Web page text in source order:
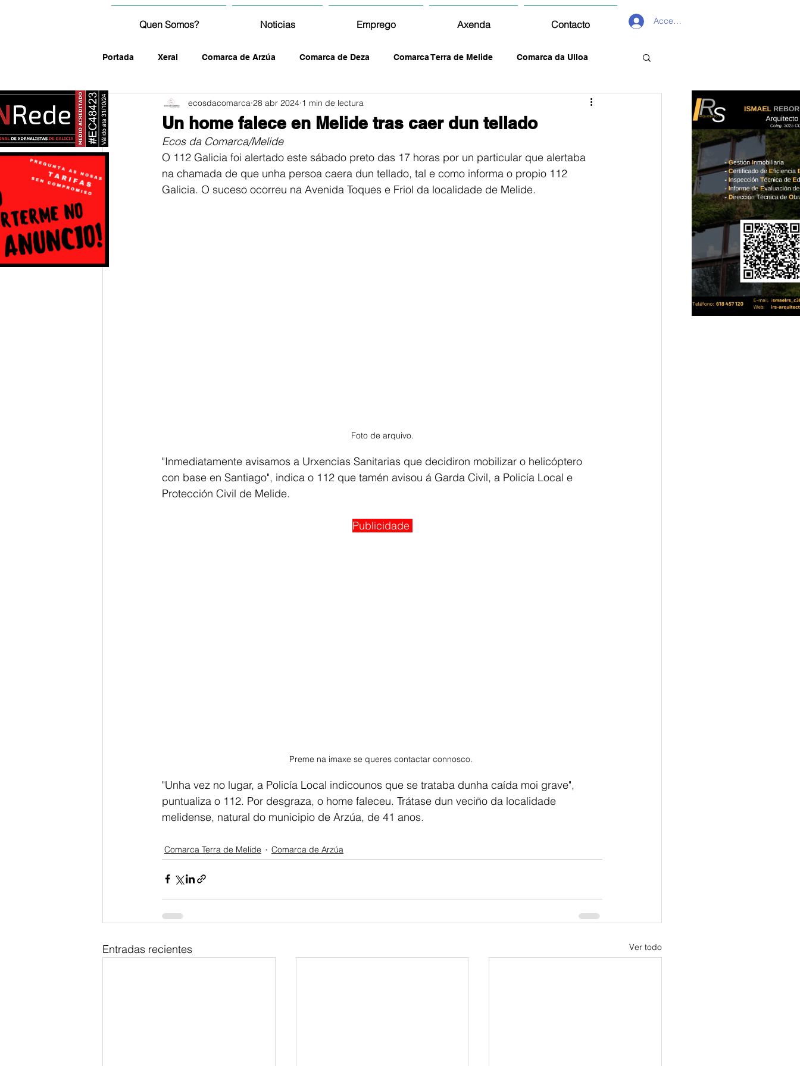
Quen Somos? Noticias Emprego Axenda Contacto Acceder
Portada Xeral Comarca de Arzúa Comarca de Deza Comarca Terra de Melide Comarca da Ulloa
fotografía
Un home falece en Melide tras caer dun tellado
ecosdacomarca 28 abr 2024 1 min de lectura
Ecos da Comarca/Melide
O 112 Galicia foi alertado este sábado preto das 17 horas por un particular que alertaba
na chamada de que unha persoa caera dun tellado, tal e como informa o propio 112
Galicia. O suceso ocorreu na Avenida Toques e Friol da localidade de Melide.
Foto de arquivo.
"Inmediatamente avisamos a Urxencias Sanitarias que decidiron mobilizar o helicóptero
con base en Santiago", indica o 112 que tamén avisou á Garda Civil, a Policía Local e
Protección Civil de Melide.
Publicidade
Preme na imaxe se queres contactar connosco.
"Unha vez no lugar, a Policía Local indicounos que se trataba dunha caída moi grave",
puntualiza o 112. Por desgraza, o home faleceu. Trátase dun veciño da localidade
melidense, natural do municipio de Arzúa, de 41 anos.
Comarca Terra de Melide Comarca de Arzúa
Entradas recientes Ver todo